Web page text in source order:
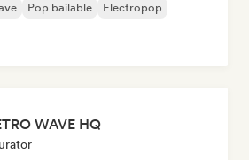
Pop bailable
Electropop
WAVE HQ